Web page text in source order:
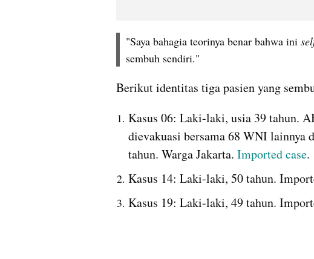
"Saya bahagia teorinya benar bahwa ini
sembuh sendiri."
Berikut identitas tiga pasien yang
Kasus 06: Laki-laki, usia 39 tahun.
dievakuasi bersama 68 WNI lainnya
tahun. Warga Jakarta. Imported case.
Kasus 14: Laki-laki, 50 tahun.
Kasus 19: Laki-laki, 49 tahun.